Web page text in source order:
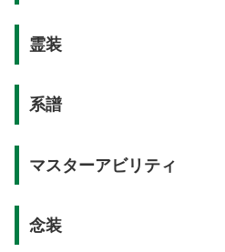
霊装
系譜
マスターアビリティ
念装